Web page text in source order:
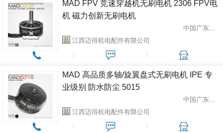
MAD FPV 竞速穿越机无刷电机 2306 FPV电
机 磁力创新无刷电机
中国广东省中山市
江西迈得机电配件有限公司
MAD 高品质多轴/旋翼盘式无刷电机 IPE 专
业级别 防水防尘 5015
中国广东省中山市
江西迈得机电配件有限公司